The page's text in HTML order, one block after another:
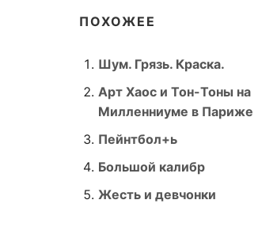
ПОХОЖЕЕ
Шум. Грязь. Краска.
Арт Хаос и Тон-Тоны на
Милленниуме в Париже
Пейнтбол+ь
Большой калибр
Жесть и девчонки